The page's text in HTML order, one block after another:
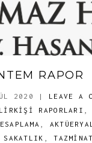
RAPOR
2020 | LEAVE A
RAPORLARI
SAKATLIK ,